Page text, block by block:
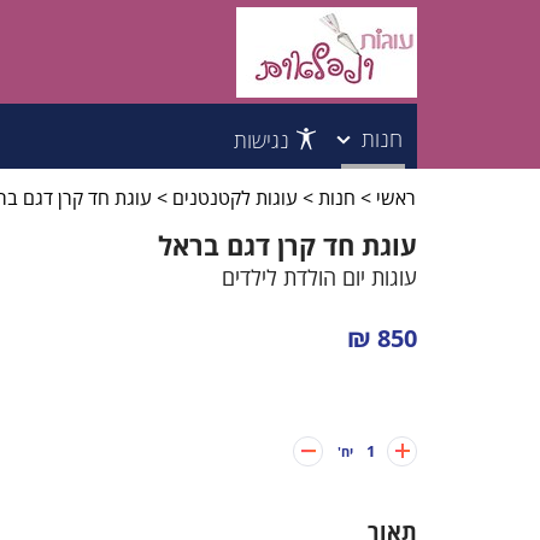
חנות
עוגות לילדים
עוגות למבוגרים
עוגות לקטנטנים
עוגות לבנים
עוגות בת מצווה
ראשי > חנות > עוגות לקטנטנים > עוגת חד קרן דגם
עוגת חד קרן דגם בראל
עוגות יום הולדת לילדים
850 ₪
1 יח'
תאור